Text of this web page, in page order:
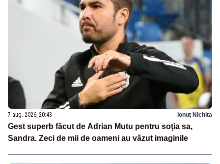
7 aug. 2026, 20:43 Ionuț Nichita
Gest superb făcut de Adrian Mutu pentru soția sa,
Sandra. Zeci de mii de oameni au văzut imaginile